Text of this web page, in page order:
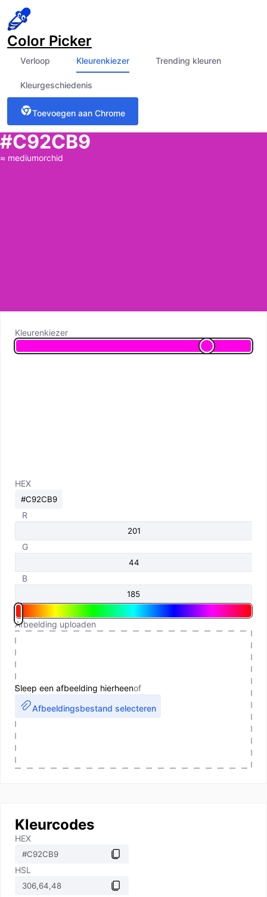
Color Picker
Verloop Kleurenkiezer Trending kleuren
Kleurgeschiedenis
Toevoegen aan Chrome
#C92CB9
≈ mediumorchid
Kleurenkiezer
HEX
R
G
B
Afbeelding uploaden
Sleep een afbeelding hierheenof
Afbeeldingsbestand selecteren
Kleurcodes
HEX
HSL